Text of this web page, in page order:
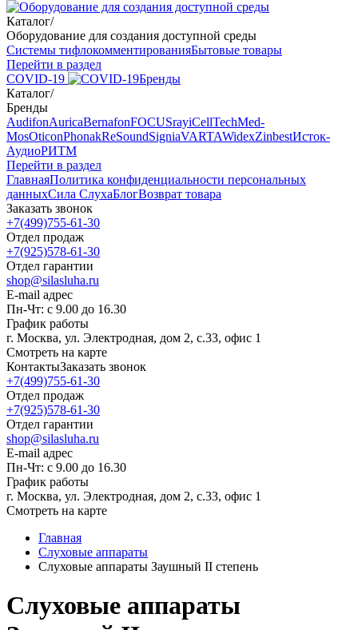
Каталог/
Оборудование для создания доступной среды
Системы тифлокомментированияБытовые товары
Перейти в раздел
COVID-19
Бренды
Каталог/
Бренды
AudifonAuricaBernafonFOCUSrayiCellTechMed-
MosOticonPhonakReSoundSigniaVARTAWidexZinbestИсток-
АудиоРИТМ
Перейти в раздел
ГлавнаяПолитика конфиденциальности персональных
данныхСила СлухаБлогВозврат товара
Заказать звонок
+7(499)755-61-30
Отдел продаж
+7(925)578-61-30
Отдел гарантии
shop@silasluha.ru
E-mail адрес
Пн-Чт: с 9.00 до 16.30
График работы
г. Москва, ул. Электродная, дом 2, с.33, офис 1
Смотреть на карте
КонтактыЗаказать звонок
+7(499)755-61-30
Отдел продаж
+7(925)578-61-30
Отдел гарантии
shop@silasluha.ru
E-mail адрес
Пн-Чт: с 9.00 до 16.30
График работы
г. Москва, ул. Электродная, дом 2, с.33, офис 1
Смотреть на карте
Главная
Слуховые аппараты
Слуховые аппараты Заушный II степень
Слуховые аппараты